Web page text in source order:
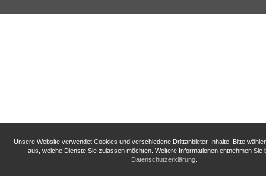
Unsere Website verwendet Cookies und verschiedene Drittanbieter-Inhalte. Bitte
aus, welche Dienste Sie zulassen möchten. Weitere Informationen entnehmen Sie
Datenschutzerklärung.